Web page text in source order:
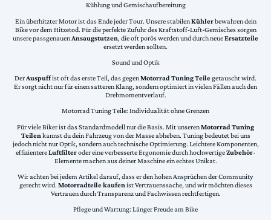
Kühlung und Gemischaufbereitung
Ein überhitzter Motor ist das Ende jeder Tour. Unsere stabilenKühlerbewahren dein
Bike vor dem Hitzetod. Für die perfekte Zufuhr des Kraftstoff-Luft-Gemisches sorgen
unsere passgenauenAnsaugstutzen, die oft porös werden und durch neueErsatzteile
ersetzt werden sollten.
Sound und Optik
DerAuspuffist oft das erste Teil, das gegenMotorrad Tuning Teilegetauscht wird.
Er sorgt nicht nur für einen satteren Klang, sondern optimiert in vielen Fällen auch den
Drehmomentverlauf.
Motorrad Tuning Teile: Individualität ohne Grenzen
Für viele Biker ist das Standardmodell nur die Basis. Mit unserenMotorrad Tuning
Teilen kannst du dein Fahrzeug von der Masse abheben. Tuning bedeutet bei uns
jedoch nicht nur Optik, sondern auch technische Optimierung. Leichtere Komponenten,
effizientereLuftfilteroder eine verbesserte Ergonomie durch hochwertigeZubehör-
Elemente machen aus deiner Maschine ein echtes Unikat.
Wir achten bei jedem Artikel darauf, dass er den hohen Ansprüchen der Community
gerecht wird. Motorradteile kaufen ist Vertrauenssache, und wir möchten dieses
Vertrauen durch Transparenz und Fachwissen rechtfertigen.
Pflege und Wartung: Länger Freude am Bike